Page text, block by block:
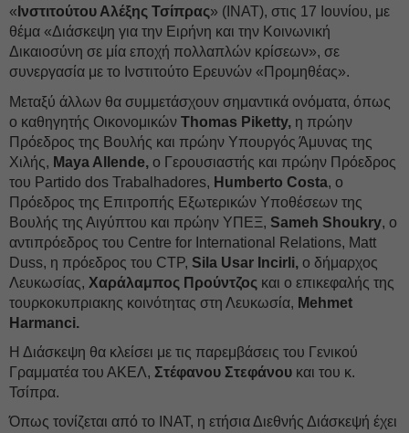
« Ινστιτούτου Αλέξης Τσίπρας» (ΙΝΑΤ), στις 17 Ιουνίου, με
θέμα «Διάσκεψη για την Ειρήνη και την Κοινωνική
Δικαιοσύνη σε μία εποχή πολλαπλών κρίσεων», σε
συνεργασία με το Ινστιτούτο Ερευνών «Προμηθέας».
Μεταξύ άλλων θα συμμετάσχουν σημαντικά ονόματα, όπως
ο καθηγητής Οικονομικών Thomas Piketty, η πρώην
Πρόεδρος της Βουλής και πρώην Υπουργός Άμυνας της
Χιλής, Maya Allende, ο Γερουσιαστής και πρώην Πρόεδρος
του Partido dos Trabalhadores, Humberto Costa, ο
Πρόεδρος της Επιτροπής Εξωτερικών Υποθέσεων της
Βουλής της Αιγύπτου και πρώην ΥΠΕΞ, Sameh Shoukry, ο
αντιπρόεδρος του Centre for International Relations, Matt
Duss, η πρόεδρος του CTP, Sila Usar Incirli, ο δήμαρχος
Λευκωσίας, Χαράλαμπος Προύντζος και ο επικεφαλής της
τουρκοκυπριακης κοινότητας στη Λευκωσία, Mehmet
Harmanci.
Η Διάσκεψη θα κλείσει με τις παρεμβάσεις του Γενικού
Γραμματέα του ΑΚΕΛ, Στέφανου Στεφάνου και του κ.
Τσίπρα.
Όπως τονίζεται από το ΙΝΑΤ, η ετήσια Διεθνής Διάσκεψή έχει